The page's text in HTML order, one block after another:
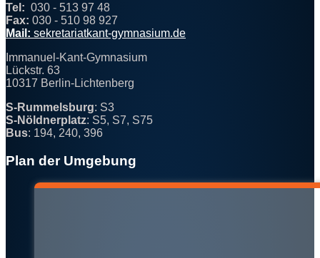
Tel: 030 - 513 97 48
Fax: 030 - 510 98 927
Mail: sekretariat@
kant-gymnasium.de
Immanuel-Kant-Gymnasium
Lückstr. 63
10317 Berlin-Lichtenberg
S-Rummelsburg: S3
S-Nöldnerplatz: S5, S7, S75
Bus: 194, 240, 396
Plan der Umgebung